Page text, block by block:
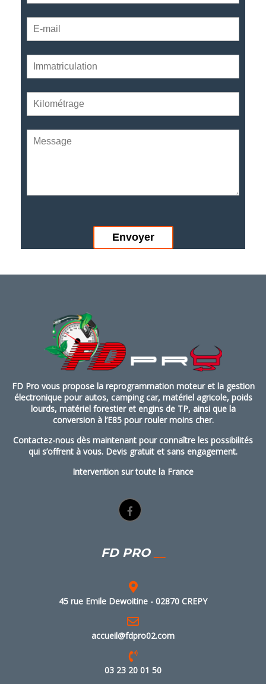
FD Pro vous propose la reprogrammation moteur et la gestion
électronique pour autos, camping car, matériel agricole, poids
lourds, matériel forestier et engins de TP, ainsi que la
conversion à l’E85 pour rouler moins cher.
Contactez-nous dès maintenant pour connaître les possibilités
qui s’offrent à vous. Devis gratuit et sans engagement.
Intervention sur toute la France
FD PRO
45 rue Emile Dewoitine - 02870 CREPY
accueil@fdpro02.com
03 23 20 01 50